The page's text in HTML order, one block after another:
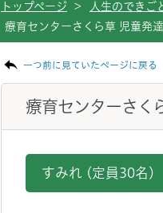
トップページ > 人生のできご
療育センターさくら草 児童発
一つ前に見ていたページに戻る
療育センターさく
すみれ (定員30名)